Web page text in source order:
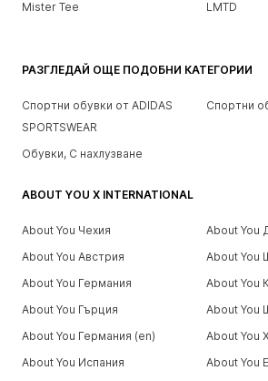
Mister Tee
LMTD
РАЗГЛЕДАЙ ОЩЕ ПОДОБНИ КАТЕГОРИИ
Спортни обувки от ADIDAS
SPORTSWEAR
Спортни
Обувки, С нахлузване
ABOUT YOU X INTERNATIONAL
About You Чехия
About You
About You Австрия
About You
About You Германия
About You
About You Гърция
About You
About You Германия (en)
About You
About You Испания
About You